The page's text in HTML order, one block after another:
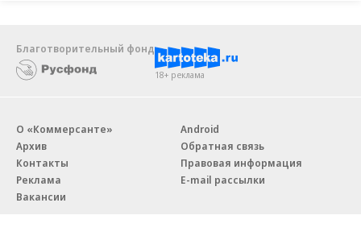
Благотворительный фонд
18+ реклама
О «Коммерсанте»
Архив
Контакты
Реклама
Вакансии
Android
Обратная связь
Правовая информация
E-mail рассылки